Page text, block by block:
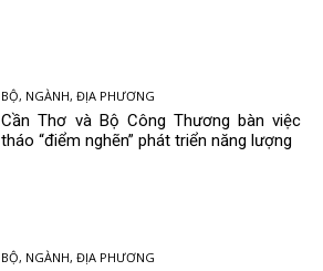
BỘ, NGÀNH, ĐỊA PHƯƠNG
Cần Thơ và Bộ Công Thương bàn việc
tháo “điểm nghẽn” phát triển năng lượng
BỘ, NGÀNH, ĐỊA PHƯƠNG